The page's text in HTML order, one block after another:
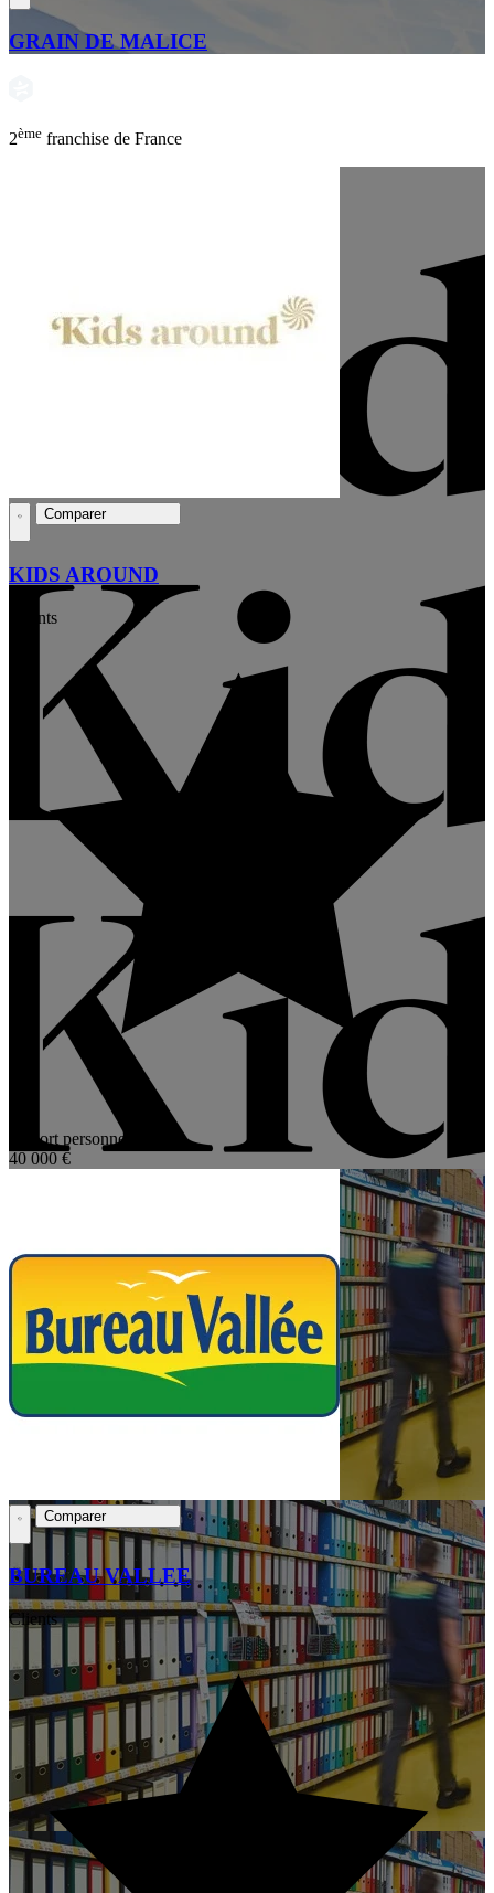
GRAIN DE MALICE
2ème franchise de France
Comparer
KIDS AROUND
Clients
Apport personnel
40 000 €
Comparer
BUREAU VALLEE
Clients